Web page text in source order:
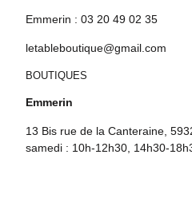
Emmerin : 03 20 49 02 35
letableboutique@gmail.com
BOUTIQUES
Emmerin
13 Bis rue de la Canteraine,
samedi : 10h-12h30, 14h30-